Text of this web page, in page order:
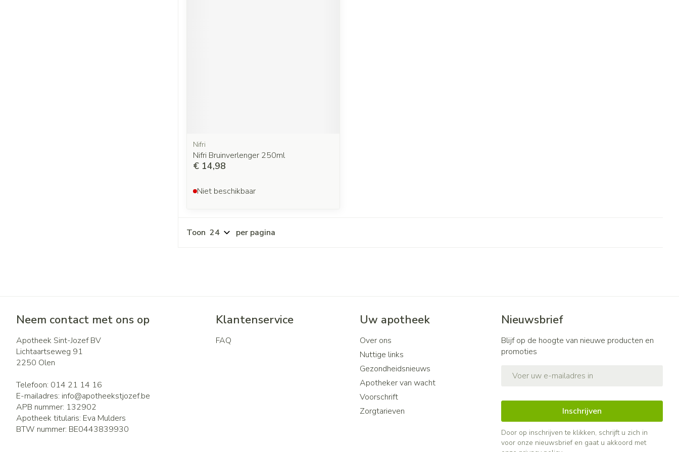
Nifri
Nifri Bruinverlenger 250ml
€ 14,98
Niet beschikbaar
Toon per pagina
Neem contact met ons op
Apotheek Sint-Jozef BV
Lichtaartseweg 91
2250 Olen
Telefoon: 014 21 14 16
E-mailadres: info@apotheekstjozef.be
APB nummer: 132902
Apotheek titularis: Eva Mulders
BTW nummer: BE0443839930
Klantenservice
FAQ
Uw apotheek
Over ons
Nuttige links
Gezondheidsnieuws
Apotheker van wacht
Voorschrift
Zorgtarieven
Nieuwsbrief
Blijf op de hoogte van nieuwe producten en
promoties
Inschrijven
Door op inschrijven te klikken, schrijft u zich in
voor onze nieuwsbrief en gaat u akkoord met